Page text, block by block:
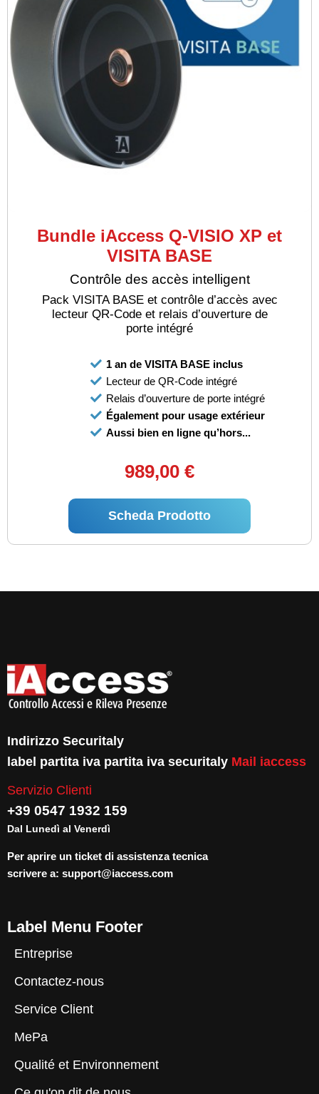
Bundle iAccess Q-VISIO XP et
VISITA BASE
Contrôle des accès intelligent
Pack VISITA BASE et contrôle d’accès avec
lecteur QR-Code et relais d’ouverture de
porte intégré
1 an de VISITA BASE inclus
Lecteur de QR-Code intégré
Relais d’ouverture de porte intégré
Également pour usage extérieur
Aussi bien en ligne qu’hors...
989,00 €
Scheda Prodotto
Indirizzo Securitaly
label partita iva partita iva securitaly Mail iaccess
Servizio Clienti
+39 0547 1932 159
Dal Lunedì al Venerdì
Per aprire un ticket di assistenza tecnica
scrivere a: support@iaccess.com
Label Menu Footer
Entreprise
Contactez-nous
Service Client
MePa
Qualité et Environnement